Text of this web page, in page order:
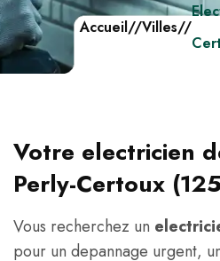
Accueil//Villes//
Votre electricien
Perly-Certoux
Vous recherchez un
pour un depannage urgent,